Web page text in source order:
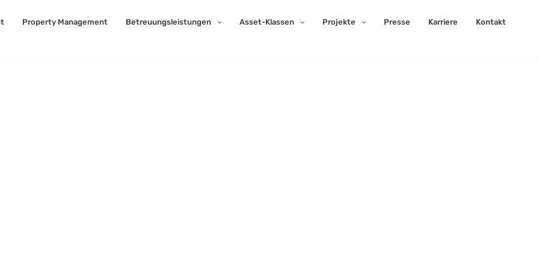
Property Management Betreuungsleistungen Asset-Klassen Projekte Presse Karriere Kontakt